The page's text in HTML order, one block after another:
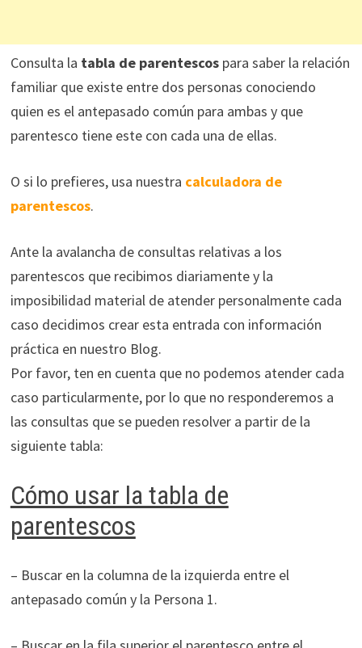
Consulta la tabla de parentescospara saber la relación
familiar que existe entre dos personas conociendo
quien es el antepasado común para ambas y que
parentesco tiene este con cada una de ellas.
O si lo prefieres, usa nuestra calculadora de
parentescos.
Ante la avalancha de consultas relativas a los
parentescos que recibimos diariamente y la
imposibilidad material de atender personalmente cada
caso decidimos crear esta entrada con información
práctica en nuestro Blog.
Por favor, ten en cuenta que no podemos atender cada
caso particularmente, por lo que no responderemos a
las consultas que se pueden resolver a partir de la
siguiente tabla:
Cómo usar la tabla de
parentescos
– Buscar en la columna de la izquierda entre el
antepasado común y la Persona 1.